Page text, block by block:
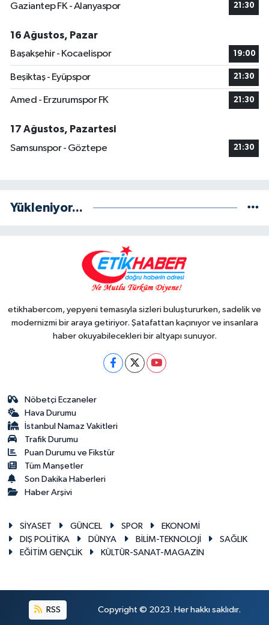
Gaziantep FK - Alanyaspor 21:30
16 Ağustos, Pazar
Başakşehir - Kocaelispor
19:00
Beşiktaş - Eyüpspor 21:30
Amed - Erzurumspor FK 21:30
17 Ağustos, Pazartesi
Samsunspor - Göztepe
21:30
Yükleniyor...
etikhabercom, yepyeni temasıyla sizleri buluştururken, sadelik ve
modernizmi bir araya getiriyor. Şatafattan kaçınıyor ve insanlara
haber okuyabilecekleri bir altyapı sunuyor.
Nöbetçi Eczaneler
Hava Durumu
İstanbul Namaz Vakitleri
Trafik Durumu
Puan Durumu ve Fikstür
Tüm Manşetler
Son Dakika Haberleri
Haber Arşivi
SİYASET GÜNCEL SPOR
EKONOMİ
DIŞ POLİTİKA
DÜNYA BİLİM-TEKNOLOJİ
SAĞLIK
EĞİTİM GENÇLİK
KÜLTÜR-SANAT-MAGAZİN
RSS Copyright © 2023. Her hakkı saklıdır.